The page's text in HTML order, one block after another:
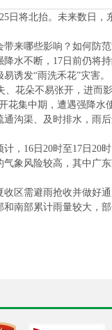
日将北抬。未来数日
来哪些影响？如何防
水不断，17日前仍将
诱发“雨洗禾花”灾害。
、花朵不易张开，进
集中期，遭遇强降水
沟渠、及时排水，雨
，16日20时至17日20
象风险较高，其中广
区需避雨抢收并做好
南部累计雨量较大，